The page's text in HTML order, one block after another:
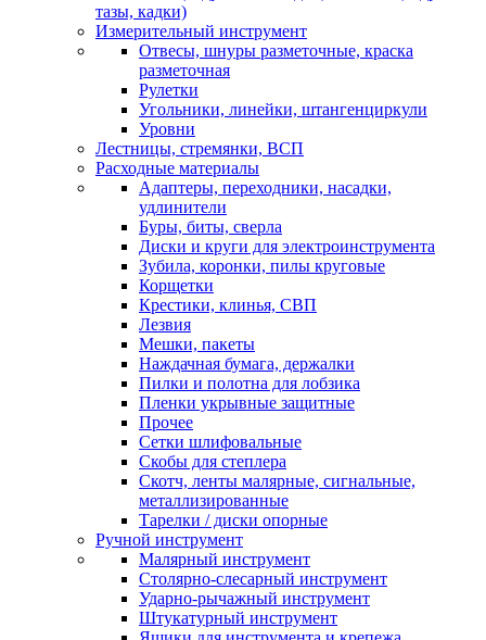
тазы, кадки)
Измерительный инструмент
Отвесы, шнуры разметочные, краска
разметочная
Рулетки
Угольники, линейки, штангенциркули
Уровни
Лестницы, стремянки, ВСП
Расходные материалы
Адаптеры, переходники, насадки,
удлинители
Буры, биты, сверла
Диски и круги для электроинструмента
Зубила, коронки, пилы круговые
Корщетки
Крестики, клинья, СВП
Лезвия
Мешки, пакеты
Наждачная бумага, держалки
Пилки и полотна для лобзика
Пленки укрывные защитные
Прочее
Сетки шлифовальные
Скобы для степлера
Скотч, ленты малярные, сигнальные,
металлизированные
Тарелки / диски опорные
Ручной инструмент
Малярный инструмент
Столярно-слесарный инструмент
Ударно-рычажный инструмент
Штукатурный инструмент